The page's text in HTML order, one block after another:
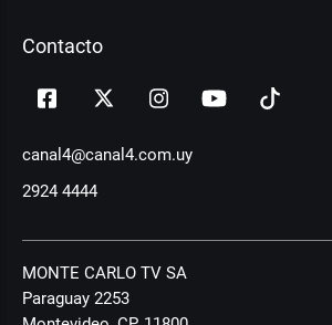
Contacto
canal4@canal4.com.uy
2924 4444
MONTE CARLO TV SA
Paraguay 2253